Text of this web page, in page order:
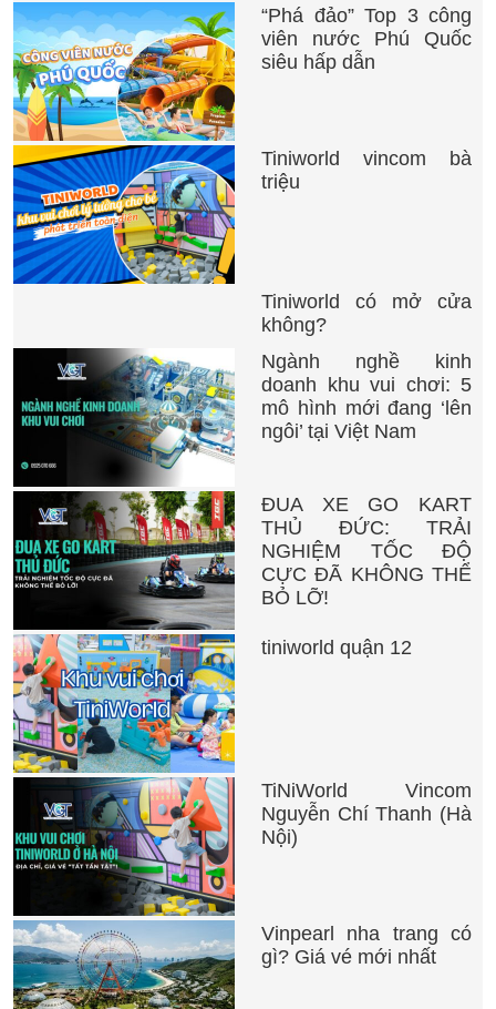
“Phá đảo” Top 3 công
viên nước Phú Quốc
siêu hấp dẫn
Tiniworld vincom bà
triệu
Tiniworld có mở cửa
không?
Ngành nghề kinh
doanh khu vui chơi: 5
mô hình mới đang ‘lên
ngôi’ tại Việt Nam
ĐUA XE GO KART
THỦ ĐỨC: TRẢI
NGHIỆM TỐC ĐỘ
CỰC ĐÃ KHÔNG THỂ
BỎ LỠ!
tiniworld quận 12
TiNiWorld Vincom
Nguyễn Chí Thanh (Hà
Nội)
Vinpearl nha trang có
gì? Giá vé mới nhất